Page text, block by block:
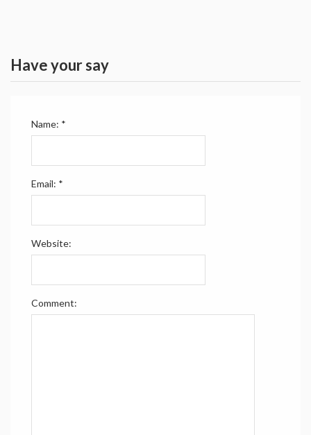
Have your say
Name: *
Email: *
Website:
Comment: